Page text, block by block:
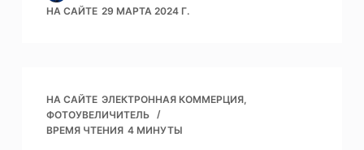
НА САЙТЕ 29 МАРТА 2024 Г.
НА САЙТЕ ЭЛЕКТРОННАЯ КОММЕРЦИЯ,
ФОТОУВЕЛИЧИТЕЛЬ
ВРЕМЯ ЧТЕНИЯ 4 МИНУТЫ